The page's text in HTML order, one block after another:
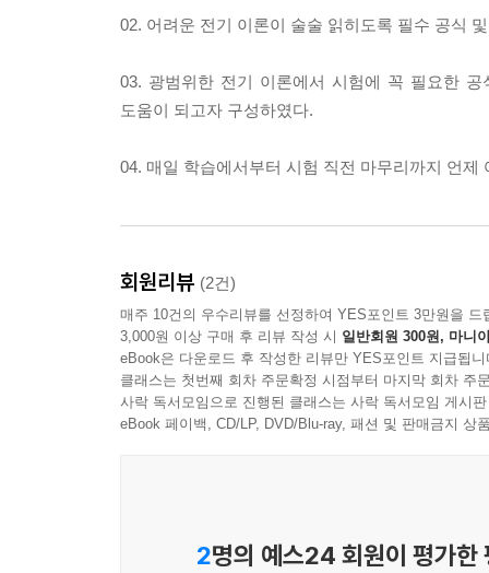
02. 어려운 전기 이론이 술술 읽히도록 필수 공식
03. 광범위한 전기 이론에서 시험에 꼭 필요한
도움이 되고자 구성하였다.
04. 매일 학습에서부터 시험 직전 마무리까지 언
회원리뷰 (2건)
매주 10건의 우수리뷰를 선정하여 YES포인트 3만원을 드
3,000원 이상 구매 후 리뷰 작성 시 일반회원 300원, 마니
eBook은 다운로드 후 작성한 리뷰만 YES포인트 지급됩니
클래스는 첫번째 회차 주문확정 시점부터 마지막 회차 주
사락 독서모임으로 진행된 클래스는 사락 독서모임 게시
eBook 페이백, CD/LP, DVD/Blu-ray, 패션 및 판매금지 상
2명의 예스24 회원이 평가한